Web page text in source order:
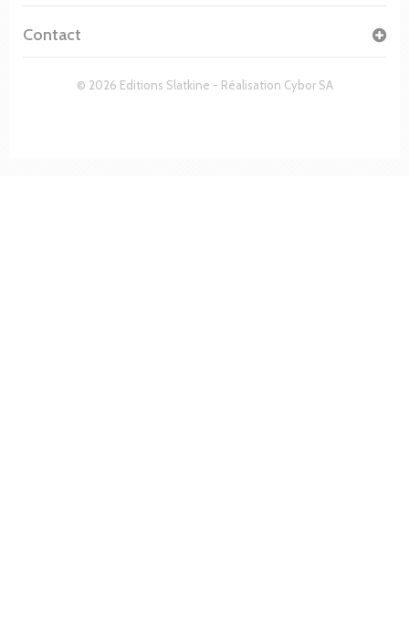
© 2026 Editions Slatkine - Réalisation Cybor SA
Contact